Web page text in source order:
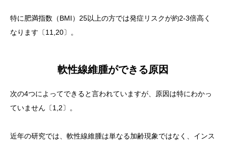
特に肥満指数（BMI）25以上の方では発症リスクが約2-3倍高く
なります〔11,20〕。
軟性線維腫ができる原因
次の4つによってできると言われていますが、原因は特にわかっ
ていません〔1,2〕。
近年の研究では、軟性線維腫は単なる加齢現象ではなく、インス